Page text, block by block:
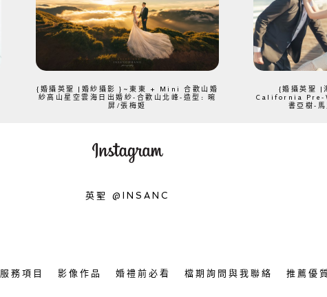
{婚攝英聖 |婚紗攝影 }~東東 + Mini 合歡山婚
紗高山星空雲海日出婚紗-合歡山北峰-造型: 晼
屏/張梅姬
{婚攝英聖 |
California Pre-
書亞樹-
英聖 @INSANC
服務項目 影像作品 婚禮前必看 檔期詢問與我聯絡 推薦優